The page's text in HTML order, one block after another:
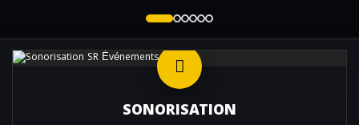
SONORISATION